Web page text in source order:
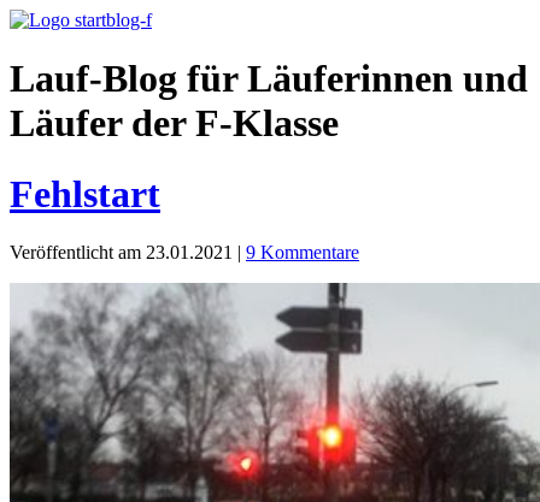
Lauf-Blog für Läuferinnen und
Läufer der F-Klasse
Fehlstart
Veröffentlicht am 23.01.2021 | 9 Kommentare